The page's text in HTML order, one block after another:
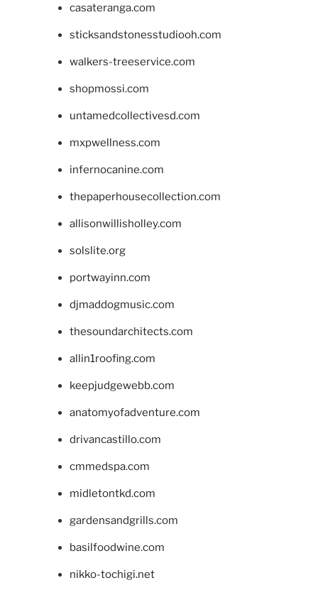
casateranga.com
sticksandstonesstudiooh.com
walkers-treeservice.com
shopmossi.com
untamedcollectivesd.com
mxpwellness.com
infernocanine.com
thepaperhousecollection.com
allisonwillisholley.com
solslite.org
portwayinn.com
djmaddogmusic.com
thesoundarchitects.com
allin1roofing.com
keepjudgewebb.com
anatomyofadventure.com
drivancastillo.com
cmmedspa.com
midletontkd.com
gardensandgrills.com
basilfoodwine.com
nikko-tochigi.net